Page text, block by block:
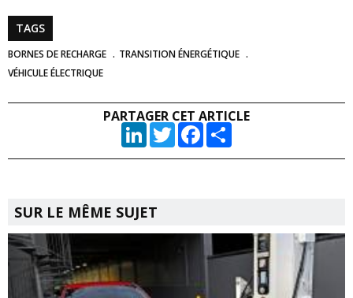
TAGS
BORNES DE RECHARGE
TRANSITION ÉNERGÉTIQUE
VÉHICULE ÉLECTRIQUE
PARTAGER CET ARTICLE
LinkedInTwitterFacebook
SUR LE MÊME SUJET